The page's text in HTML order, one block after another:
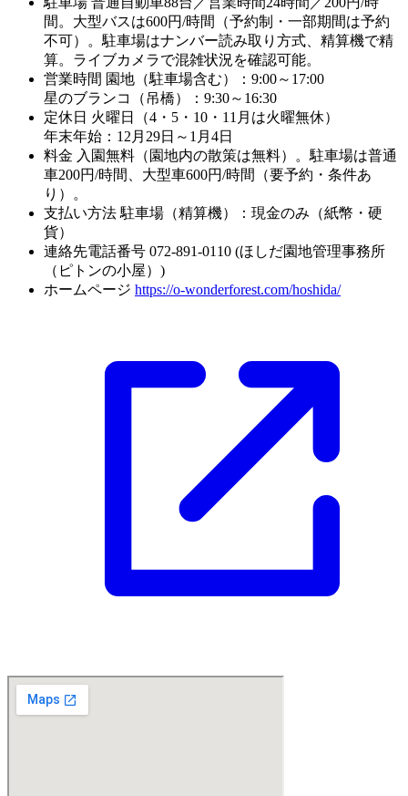
間。大型バスは600円/時間（予約制・一部期間は予約
不可）。駐車場はナンバー読み取り方式、精算機で精
算。ライブカメラで混雑状況を確認可能。
営業時間 園地（駐車場含む）：9:00～17:00
星のブランコ（吊橋）：9:30～16:30
定休日 火曜日（4・5・10・11月は火曜無休）
年末年始：12月29日～1月4日
料金 入園無料（園地内の散策は無料）。駐車場は普通
車200円/時間、大型車600円/時間（要予約・条件あ
り）。
支払い方法 駐車場（精算機）：現金のみ（紙幣・硬
貨）
連絡先電話番号 072-891-0110 (ほしだ園地管理事務所
（ピトンの小屋）)
ホームページ https://o-wonderforest.com/hoshida/